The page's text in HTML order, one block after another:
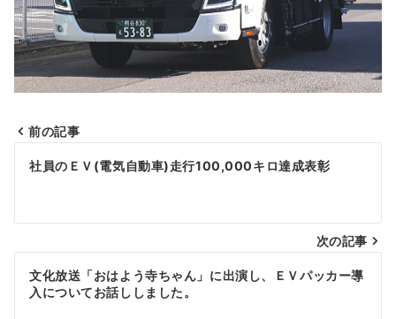
投
ビ
ゲ
ー
前の記事
社員のＥＶ(電気自動車)走行100,000キロ達成表彰
次の記事
文化放送「おはよう寺ちゃん」に出演し、ＥＶパッカー導
入についてお話ししました。